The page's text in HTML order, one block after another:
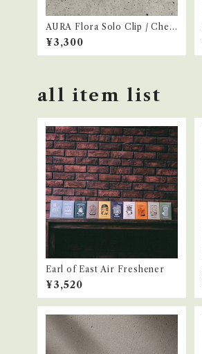
AURA Flora Solo Clip / Chec
ker
¥3,300
all item list
Earl of East Air Freshener
¥3,520